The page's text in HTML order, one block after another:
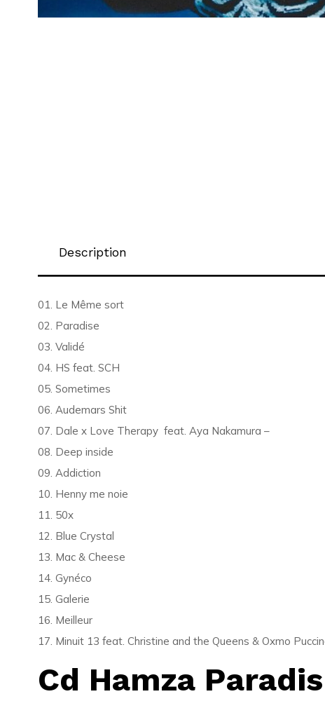
Description
01. Le Même sort
02. Paradise
03. Validé
04. HS feat. SCH
05. Sometimes
06. Audemars Shit
07. Dale x Love Therapy feat. Aya Nakamura –
08. Deep inside
09. Addiction
10. Henny me noie
11. 50x
12. Blue Crystal
13. Mac & Cheese
14. Gynéco
15. Galerie
16. Meilleur
17. Minuit 13 feat. Christine and the Queens & Oxmo
Cd Hamza